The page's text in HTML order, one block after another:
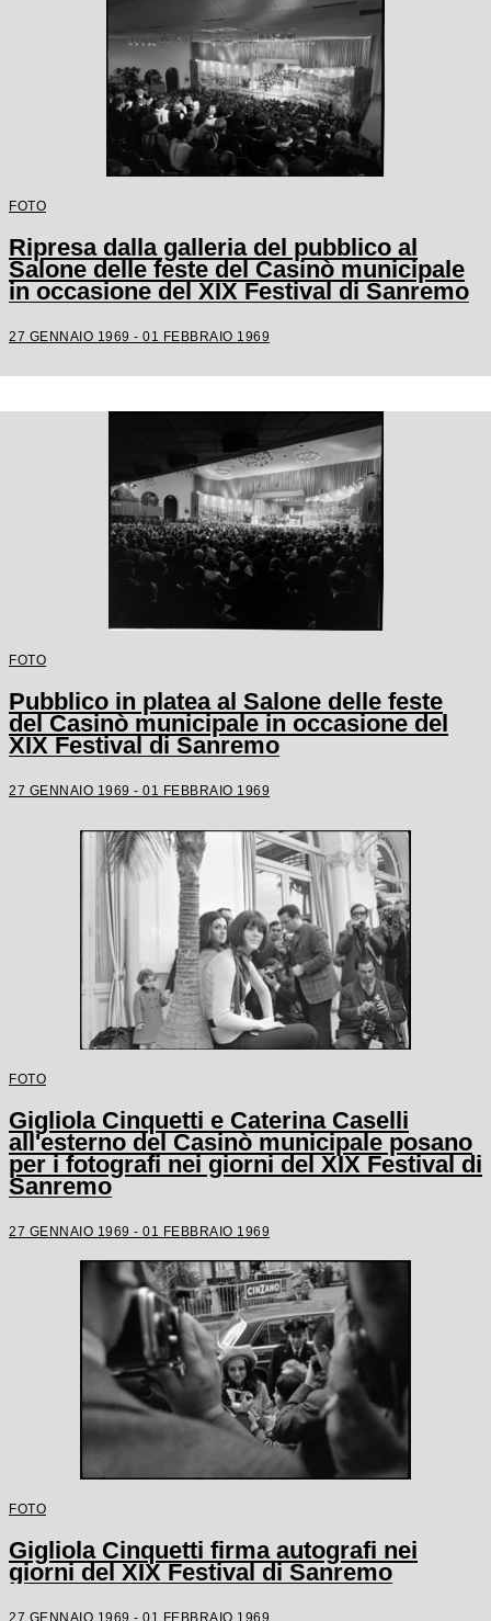
FOTO
Ripresa dalla galleria del pubblico al
Salone delle feste del Casinò municipale
in occasione del XIX Festival di Sanremo
27 GENNAIO 1969 - 01 FEBBRAIO 1969
FOTO
Pubblico in platea al Salone delle feste
del Casinò municipale in occasione del
XIX Festival di Sanremo
27 GENNAIO 1969 - 01 FEBBRAIO 1969
FOTO
Gigliola Cinquetti e Caterina Caselli
all'esterno del Casinò municipale posano
per i fotografi nei giorni del XIX Festival di
Sanremo
27 GENNAIO 1969 - 01 FEBBRAIO 1969
FOTO
Gigliola Cinquetti firma autografi nei
giorni del XIX Festival di Sanremo
27 GENNAIO 1969 - 01 FEBBRAIO 1969